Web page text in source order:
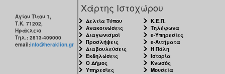
Αγίου Τίτου 1,
Τ.Κ. 71202,
Ηράκλειο
Τηλ.: 2813-409000
email:info@heraklion.gr
Χάρτης Ιστοχώρου
Δελτία Τύπου
Ανακοινώσεις
Διαγωνισμοί
Προσλήψεις
Διαβουλεύσεις
Εκδηλώσεις
Ο Δήμος
Υπηρεσίες
Κ.Ε.Π.
Τηλέφωνα
e-Υπηρεσίες
e-Αιτήματα
Η Πόλη
Ιστορία
Κνωσός
Μουσεία